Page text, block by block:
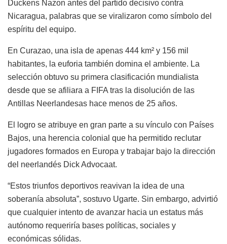
Duckens Nazon antes del partido decisivo contra
Nicaragua, palabras que se viralizaron como símbolo del
espíritu del equipo.
En Curazao, una isla de apenas 444 km² y 156 mil
habitantes, la euforia también domina el ambiente. La
selección obtuvo su primera clasificación mundialista
desde que se afiliara a FIFA tras la disolución de las
Antillas Neerlandesas hace menos de 25 años.
El logro se atribuye en gran parte a su vínculo con Países
Bajos, una herencia colonial que ha permitido reclutar
jugadores formados en Europa y trabajar bajo la dirección
del neerlandés Dick Advocaat.
“Estos triunfos deportivos reavivan la idea de una
soberanía absoluta”, sostuvo Ugarte. Sin embargo, advirtió
que cualquier intento de avanzar hacia un estatus más
autónomo requeriría bases políticas, sociales y
económicas sólidas.